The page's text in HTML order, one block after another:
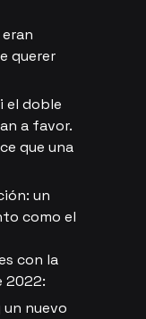
querer
el doble
a favor.
que una
un
como el
con la
2022:
un nuevo